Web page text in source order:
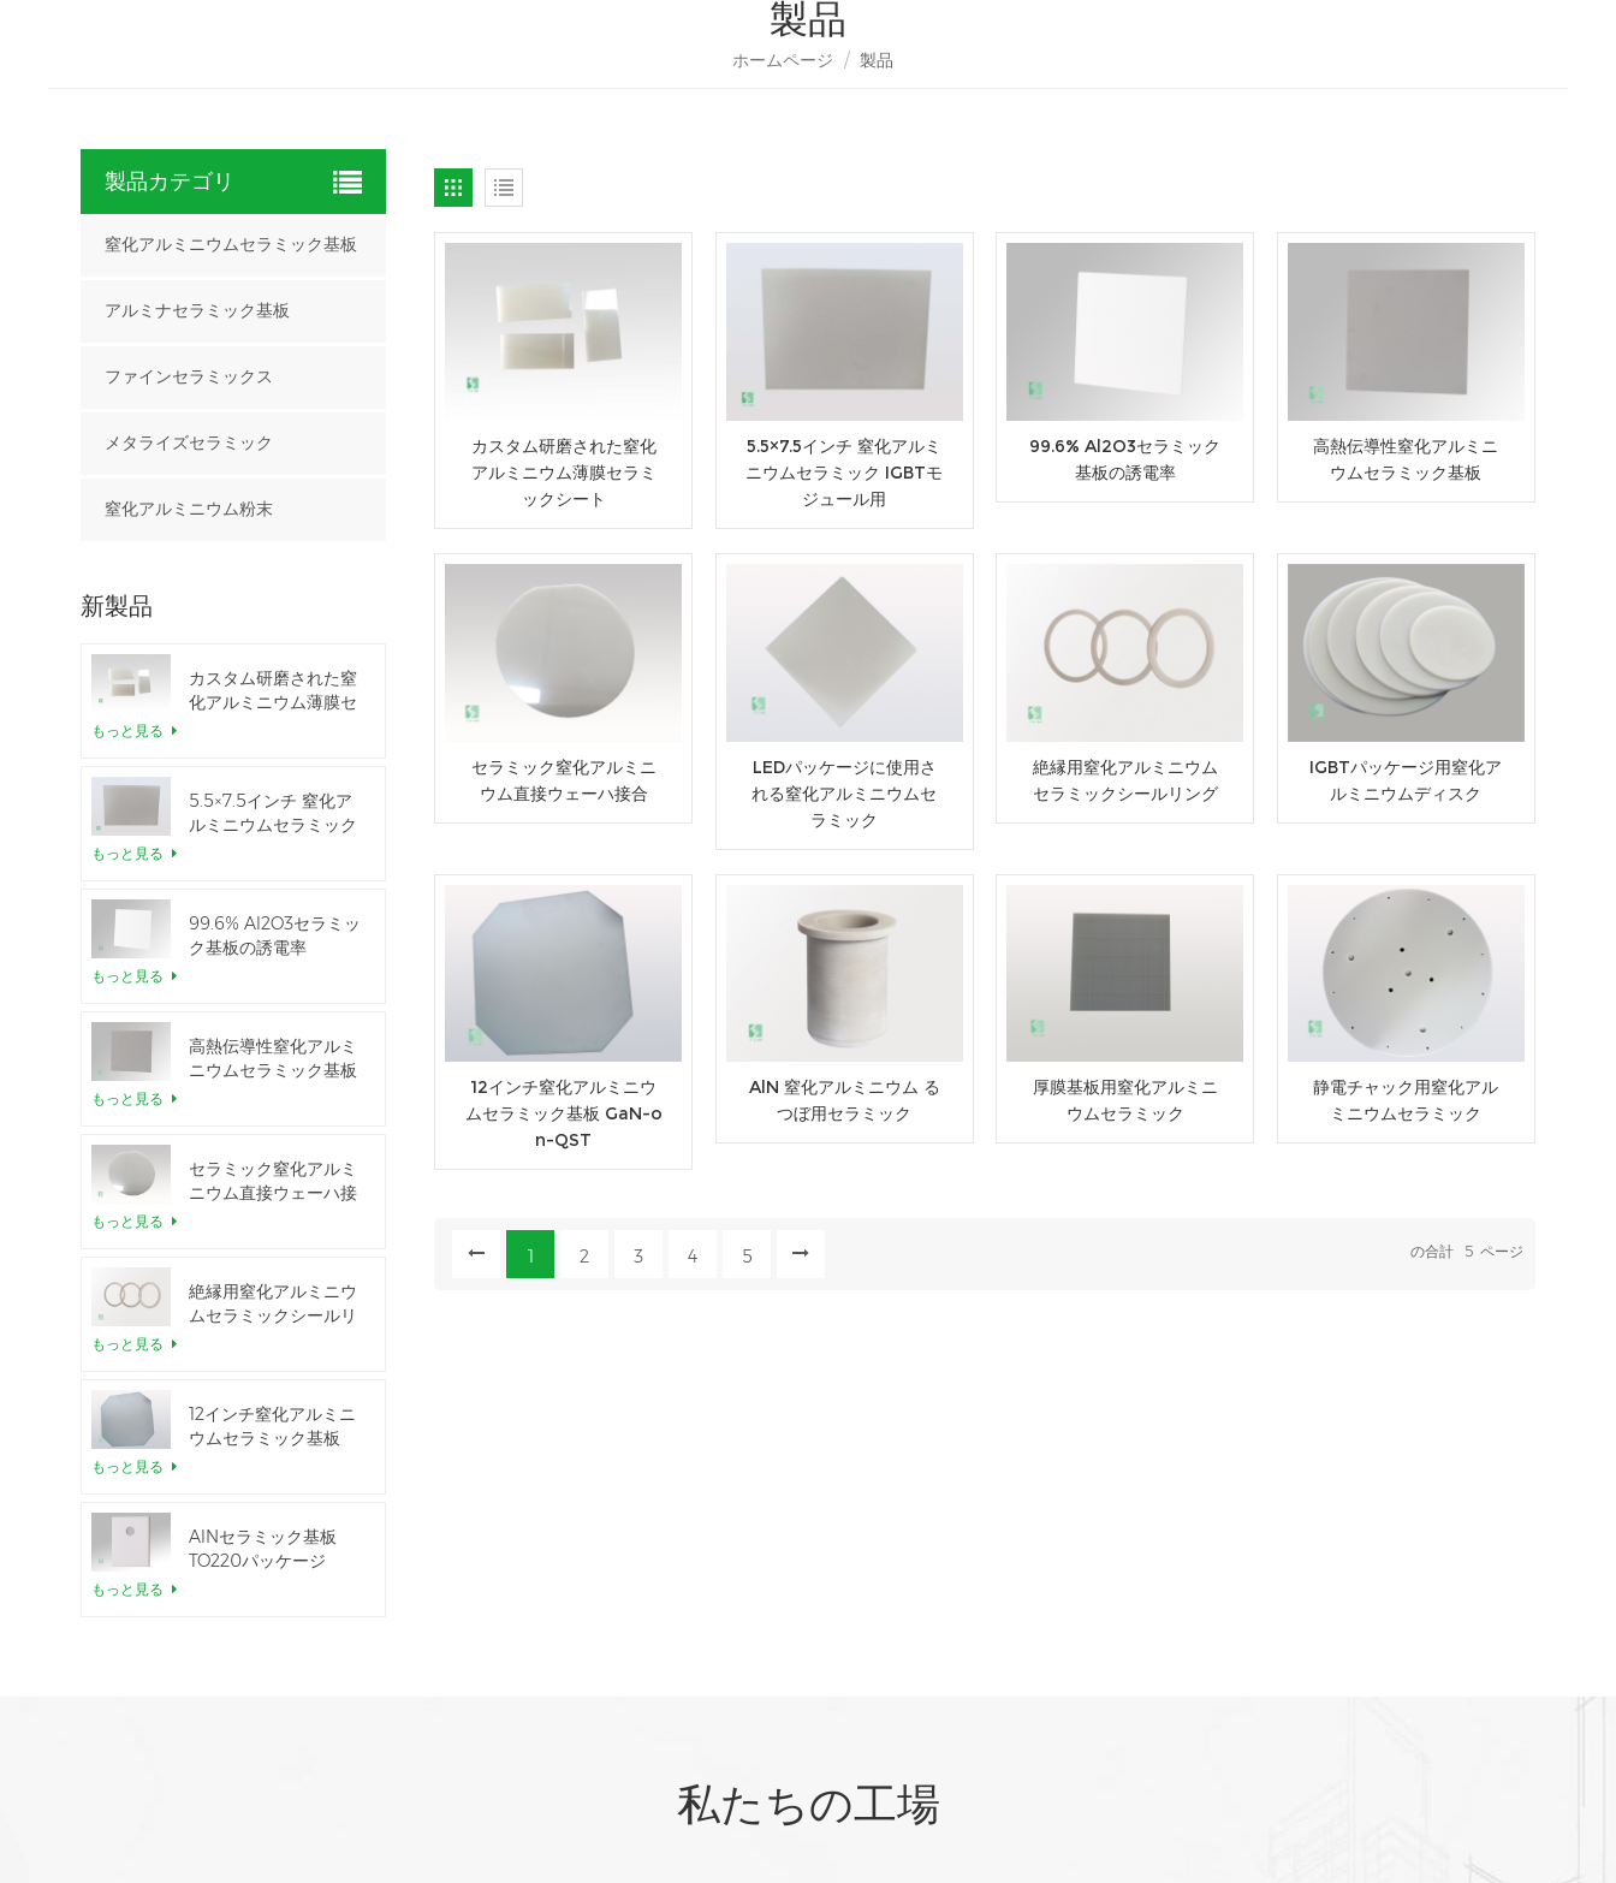
製品
ホームページ / 製品
カスタム研磨された窒化
アルミニウム薄膜セラミ
ックシート
5.5×7.5インチ 窒化アルミ
ニウムセラミック IGBTモ
ジュール用
99.6% Al2O3セラミック
基板の誘電率
高熱伝導性窒化アルミニ
ウムセラミック基板
セラミック窒化アルミニ
ウム直接ウェーハ接合
LEDパッケージに使用さ
れる窒化アルミニウムセ
ラミック
絶縁用窒化アルミニウム
セラミックシールリング
IGBTパッケージ用窒化ア
ルミニウムディスク
12インチ窒化アルミニウ
ムセラミック基板 GaN-o
n-QST
AlN 窒化アルミニウム る
つぼ用セラミック
厚膜基板用窒化アルミニ
ウムセラミック
静電チャック用窒化アル
ミニウムセラミック
1 2 3 4 5 の合計 5 ページ
製品カテゴリ
窒化アルミニウムセラミック基板
アルミナセラミック基板
ファインセラミックス
メタライズセラミック
窒化アルミニウム粉末
新製品
カスタム研磨された窒
化アルミニウム薄膜セ
もっと見る
5.5×7.5インチ 窒化ア
ルミニウムセラミック
もっと見る
99.6% Al2O3セラミッ
ク基板の誘電率
もっと見る
高熱伝導性窒化アルミ
ニウムセラミック基板
もっと見る
セラミック窒化アルミ
ニウム直接ウェーハ接
もっと見る
絶縁用窒化アルミニウ
ムセラミックシールリ
もっと見る
12インチ窒化アルミニ
ウムセラミック基板
もっと見る
AlNセラミック基板
TO220パッケージ
もっと見る
私たちの工場